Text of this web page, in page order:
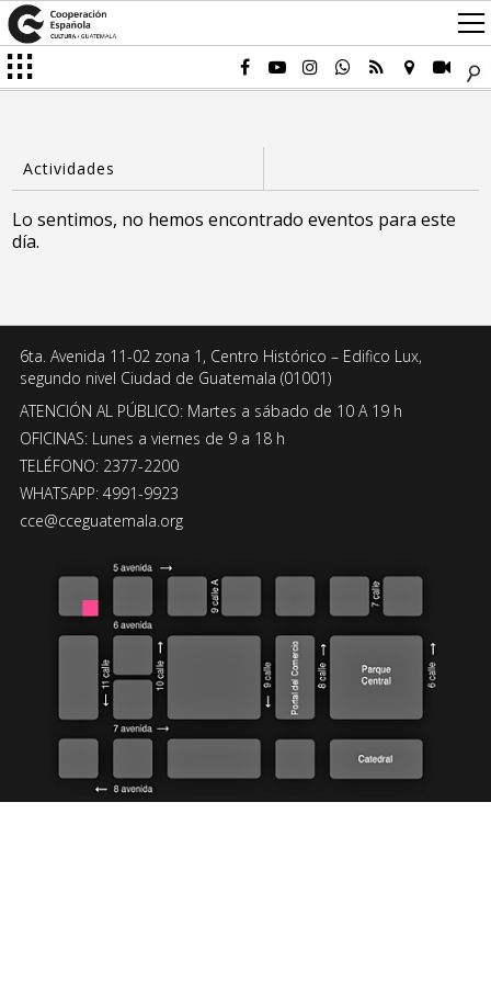
Lo sentimos, no hemos encontrado eventos para este
día.
6ta. Avenida 11-02 zona 1, Centro Histórico – Edifico Lux,
segundo nivel Ciudad de Guatemala (01001)
ATENCIÓN AL PÚBLICO: Martes a sábado de 10 A 19 h
OFICINAS: Lunes a viernes de 9 a 18 h
TELÉFONO: 2377-2200
WHATSAPP: 4991-9923
cce@cceguatemala.org